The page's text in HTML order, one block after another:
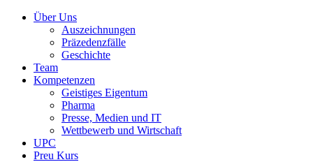
Über Uns
Auszeichnungen
Präzedenzfälle
Geschichte
Team
Kompetenzen
Geistiges Eigentum
Pharma
Presse, Medien und IT
Wettbewerb und Wirtschaft
UPC
Preu Kurs